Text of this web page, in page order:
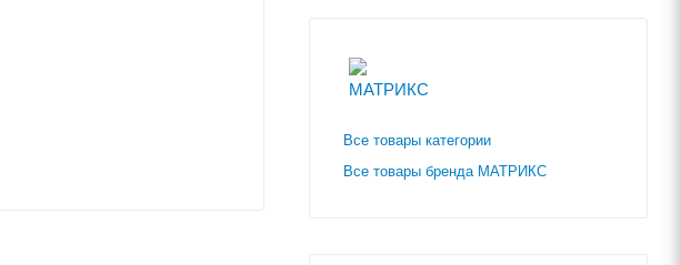
Все товары категории
Все товары бренда МАТРИКС